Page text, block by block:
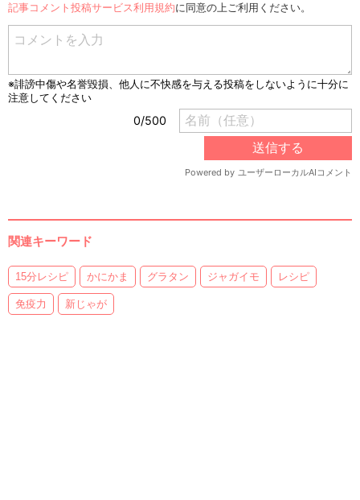
記事コメント投稿サービス利用規約に同意の上ご利用ください。
関連キーワード
15分レシピ かにかま グラタン ジャガイモ レシピ
免疫力 新じゃが